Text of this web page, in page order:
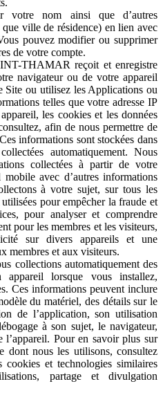
nom ainsi que d’autres
ville de résidence) en lien avec
pouvez modifier ou supprimer
de votre compte.
THAMAR reçoit et enregistre
navigateur ou de votre appareil
Site ou utilisez les Applications ou
telles que votre adresse IP
les cookies et les données
afin de nous permettre de
informations sont stockées dans
automatiquement. Nous
collectées à partir de votre
avec d’autres informations
à votre sujet, sur tous les
pour empêcher la fraude et
pour analyser et comprendre
pour les membres et les visiteurs,
sur divers appareils et une
membres et aux visiteurs.
collections automatiquement des
appareil lorsque vous installez,
Ces informations peuvent inclure
du matériel, des détails sur le
de l’application, son utilisation
à son sujet, le navigateur,
l’appareil. Pour en savoir plus sur
dont nous les utilisons, consultez
cookies et technologies similaires
partage et divulgation